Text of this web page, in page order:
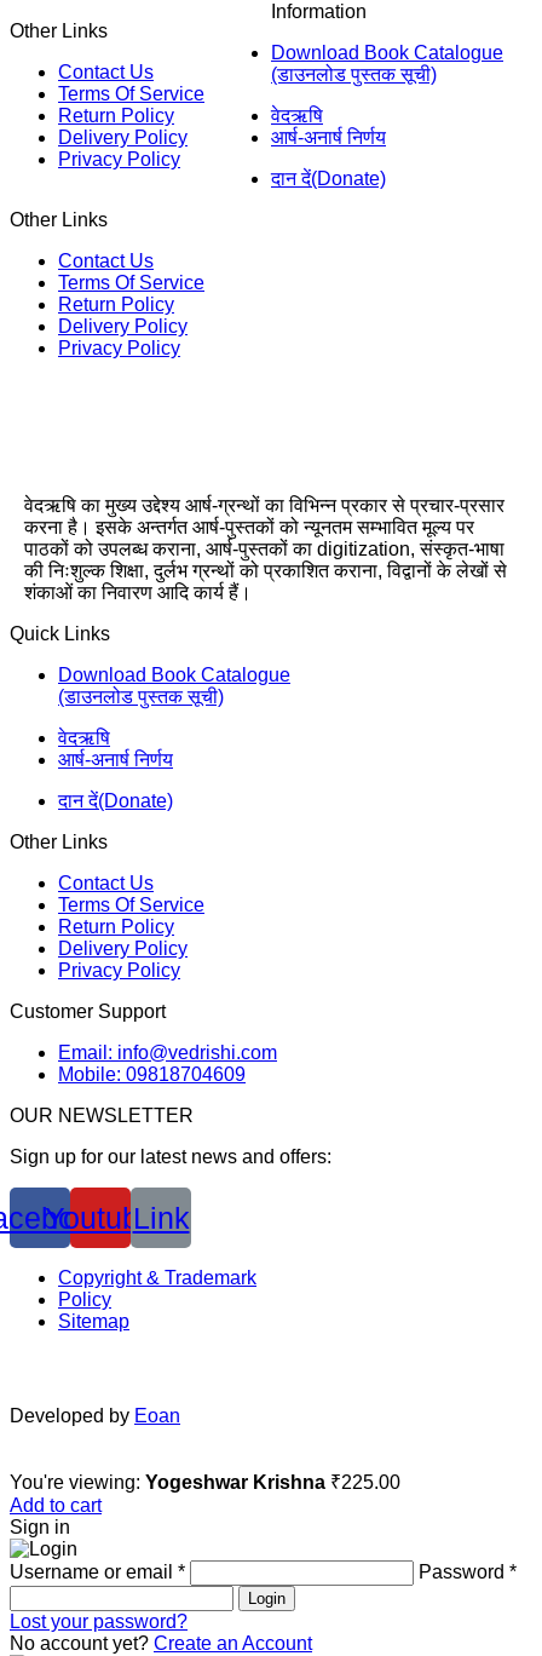
Other Links
Contact Us
Terms Of Service
Return Policy
Delivery Policy
Privacy Policy
Information
Download Book Catalogue
(डाउनलोड पुस्तक सूची)
वेदऋषि
आर्ष-अनार्ष निर्णय
दान दें(Donate)
Other Links
Contact Us
Terms Of Service
Return Policy
Delivery Policy
Privacy Policy
वेदऋषि का मुख्य उद्देश्य आर्ष-ग्रन्थों का विभिन्न प्रकार से प्रचार-प्रसार
करना है। इसके अन्तर्गत आर्ष-पुस्तकों को न्यूनतम सम्भावित मूल्य पर
पाठकों को उपलब्ध कराना, आर्ष-पुस्तकों का digitization, संस्कृत-भाषा
की निःशुल्क शिक्षा, दुर्लभ ग्रन्थों को प्रकाशित कराना, विद्वानों के लेखों से
शंकाओं का निवारण आदि कार्य हैं।
Quick Links
Download Book Catalogue
(डाउनलोड पुस्तक सूची)
वेदऋषि
आर्ष-अनार्ष निर्णय
दान दें(Donate)
Other Links
Contact Us
Terms Of Service
Return Policy
Delivery Policy
Privacy Policy
Customer Support
Email: info@vedrishi.com
Mobile: 09818704609
OUR NEWSLETTER
Sign up for our latest news and offers:
YoutubeLink
Copyright & Trademark
Policy
Sitemap
Developed by Eoan
You're viewing: Yogeshwar Krishna ₹225.00
Add to cart
Sign in
Username or email * Password *
Login
Lost your password?
No account yet? Create an Account